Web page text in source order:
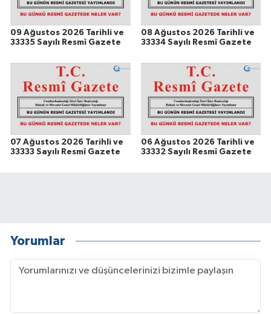
09 Ağustos 2026 Tarihli ve
33335 Sayılı Resmî Gazete
08 Ağustos 2026 Tarihli ve
33334 Sayılı Resmî Gazete
07 Ağustos 2026 Tarihli ve
33333 Sayılı Resmî Gazete
06 Ağustos 2026 Tarihli ve
33332 Sayılı Resmî Gazete
Yorumlar